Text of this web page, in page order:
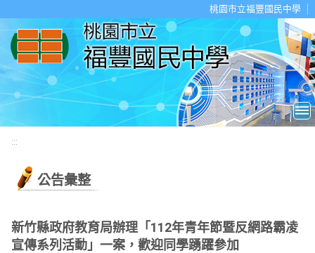
桃園市立福豐國民中學
:::
公告彙整
新竹縣政府教育局辦理「112年青年節暨反網路霸凌
宣傳系列活動」一案，歡迎同學踴躍參加